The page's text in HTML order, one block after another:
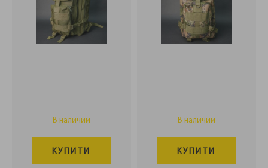
В наличии
КУПИТИ
В наличии
КУПИТИ